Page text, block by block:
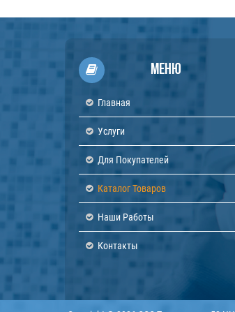
Меню
Главная
Услуги
Для Покупателей
Каталог Товаров
Наши Работы
Контакты